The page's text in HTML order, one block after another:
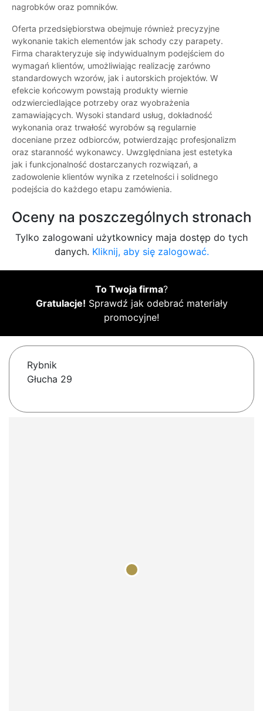
nagrobków oraz pomników.
Oferta przedsiębiorstwa obejmuje również precyzyjne
wykonanie takich elementów jak schody czy parapety.
Firma charakteryzuje się indywidualnym podejściem do
wymagań klientów, umożliwiając realizację zarówno
standardowych wzorów, jak i autorskich projektów. W
efekcie końcowym powstają produkty wiernie
odzwierciedlające potrzeby oraz wyobrażenia
zamawiających. Wysoki standard usług, dokładność
wykonania oraz trwałość wyrobów są regularnie
doceniane przez odbiorców, potwierdzając profesjonalizm
oraz staranność wykonawcy. Uwzględniana jest estetyka
jak i funkcjonalność dostarczanych rozwiązań, a
zadowolenie klientów wynika z rzetelności i solidnego
podejścia do każdego etapu zamówienia.
Oceny na poszczególnych stronach
Tylko zalogowani użytkownicy maja dostęp do tych
danych. Kliknij, aby się zalogować.
To Twoja firma?
Gratulacje! Sprawdź jak odebrać materiały
promocyjne!
Rybnik
Głucha 29